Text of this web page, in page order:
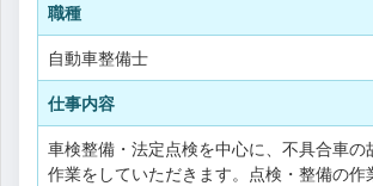
職種
自動車整備士
仕事内容
車検整備・法定点検を中心に、不具合車の
作業をしていただきます。点検・整備の作